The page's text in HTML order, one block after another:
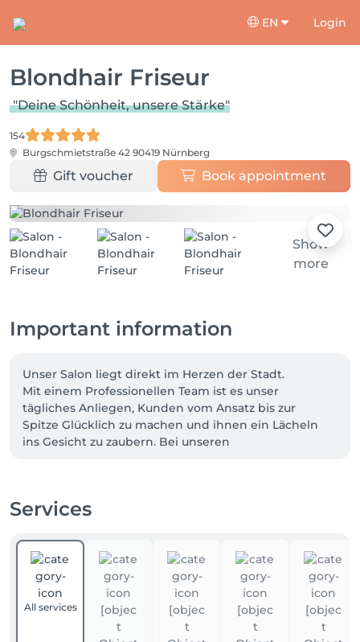
EN Login
Blondhair Friseur
"Deine Schönheit, unsere Stärke"
154
Burgschmietstraße 42 90419 Nürnberg
Gift voucher Book appointment
Show
more
Important information
Unser Salon liegt direkt im Herzen der Stadt.
Mit einem Professionellen Team ist es unser
tägliches Anliegen, Kunden vom Ansatz bis zur
Spitze Glücklich zu machen und ihnen ein Lächeln
ins Gesicht zu zaubern. Bei unseren
Services
All services